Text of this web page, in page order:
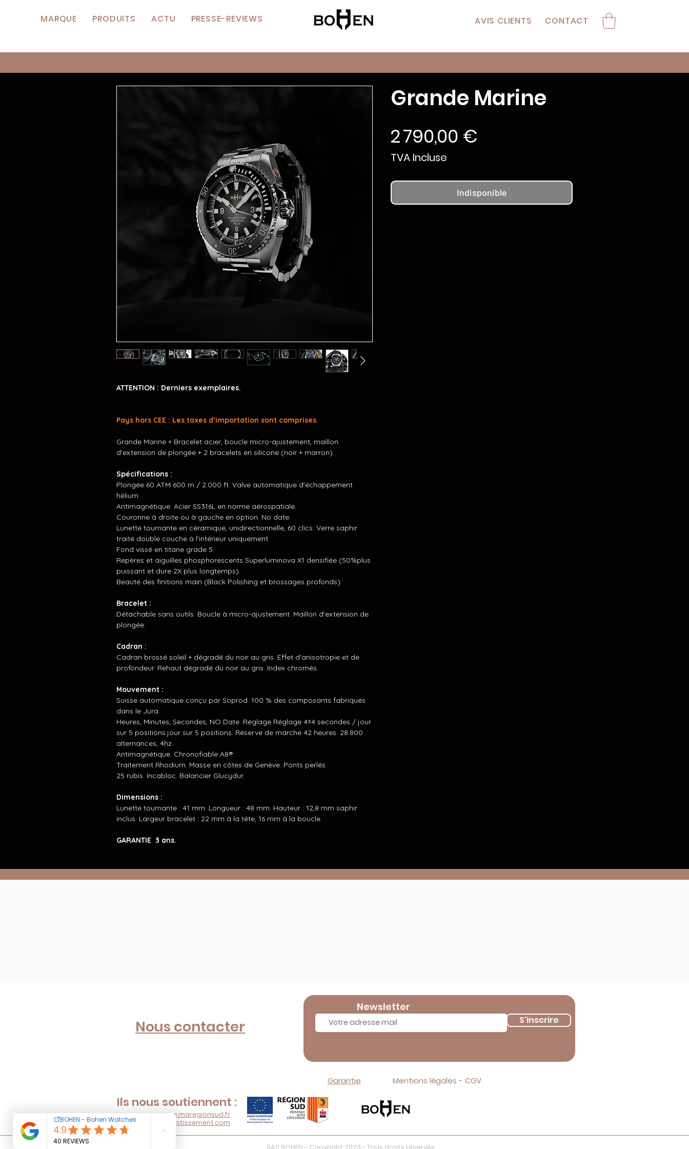
MARQUE PRODUITS ACTU PRESSE-REVIEWS AVIS CLIENTS CONTACT
ATTENTION : Derniers exemplaires.
Pays hors CEE : Les taxes d’importation sont comprises.
Grande Marine + Bracelet acier, boucle micro-ajustement, maillon
d'extension de plongée + 2 bracelets en silicone (noir + marron).
Spécifications :
Plongée 60 ATM 600 m / 2.000 ft. Valve automatique d'échappement
hélium.
Antimagnétique. Acier SS316L en norme aérospatiale.
Couronne à droite ou à gauche en option. No date.
Lunette tournante en céramique, unidirectionnelle, 60 clics. Verre saphir
traité double couche à l'intérieur uniquement.
Fond vissé en titane grade 5.
Repères et aiguilles phosphorescents Superluminova X1 densifiée (50%plus
puissant et dure 2X plus longtemps).
Beauté des finitions main (Black Polishing et brossages profonds).
Bracelet :
Détachable sans outils. Boucle à micro-ajustement. Maillon d'extension de
plongée.
Cadran :
Cadran brossé soleil + dégradé du noir au gris. Effet d'anisotropie et de
profondeur. Rehaut dégradé du noir au gris. Index chromés.
Mouvement :
Suisse automatique conçu par Soprod. 100 % des composants fabriqués
dans le Jura.
Heures, Minutes, Secondes, NO Date. Réglage Réglage 4±4 secondes / jour
sur 5 positions.jour sur 5 positions. Réserve de marche 42 heures. 28.800
alternances, 4hz.
Antimagnétique. Chronofiable A8®.
Traitement Rhodium. Masse en côtes de Genève. Ponts perlés.
25 rubis. Incabloc. Balancier Glucydur.
Dimensions :
Lunette tournante : 41 mm. Longueur : 48 mm. Hauteur : 12,8 mm saphir
inclus. Largeur bracelet : 22 mm à la tête, 16 mm à la boucle.
GARANTIE 3 ans.
Grande Marine
2 790,00 €
TVA Incluse
Indisponible
Nous contacter
Ils nous soutiennent :
www.europe.maregionsud.fr
www.regionsudinvestissement.com
Newsletter
S'inscrire
Garantie Mentions légales - CGV